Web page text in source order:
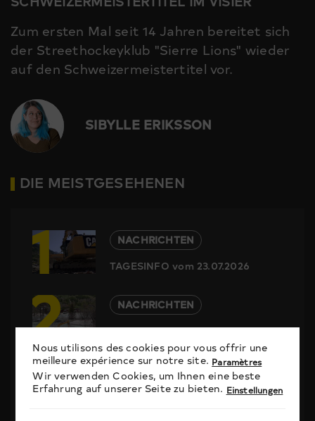
Zum ersten Mal seit 14 Jahren bereitet sich
der Streethockeyklub "Sierre Lions" wieder
auf den Schweizermeistertitel vor.
SIBYLLE ERIKSSON
DIE MEISTGESEHENEN
1
NACHRICHTEN
TAGESINFO vom 23.07.2026
2
NACHRICHTEN
TAGESINFO vom 25.05.2026
3
NACHRICHTEN
TAGESINFO vom 29.05.2026
Nous utilisons des cookies pour vous offrir une
meilleure expérience sur notre site. Paramètres
Wir verwenden Cookies, um Ihnen eine beste
Erfahrung auf unserer Seite zu bieten. Einstellungen